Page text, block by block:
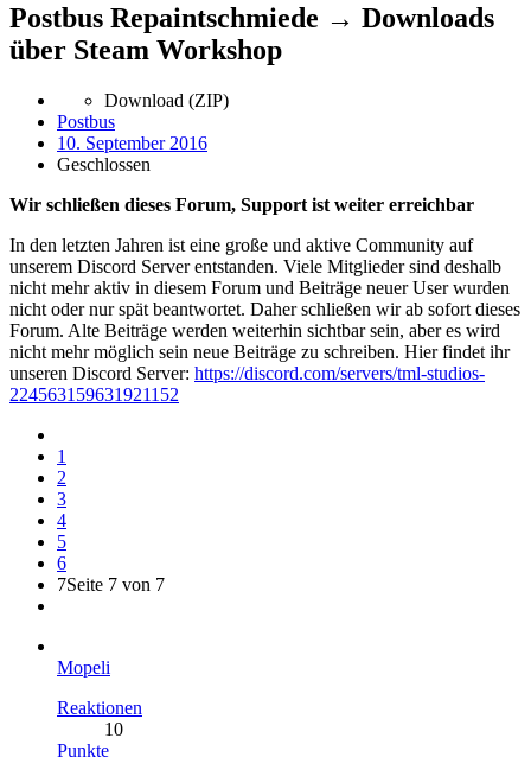
Postbus Repaintschmiede → Downloads
über Steam Workshop
Download (ZIP)
Postbus
10. September 2016
Geschlossen
Wir schließen dieses Forum, Support ist weiter erreichbar
In den letzten Jahren ist eine große und aktive Community auf
unserem Discord Server entstanden. Viele Mitglieder sind deshalb
nicht mehr aktiv in diesem Forum und Beiträge neuer User wurden
nicht oder nur spät beantwortet. Daher schließen wir ab sofort dieses
Forum. Alte Beiträge werden weiterhin sichtbar sein, aber es wird
nicht mehr möglich sein neue Beiträge zu schreiben. Hier findet ihr
unseren Discord Server: https://discord.com/servers/tml-studios-
224563159631921152
1
2
3
4
5
6
7Seite 7 von 7
Mopeli
Reaktionen
10
Punkte